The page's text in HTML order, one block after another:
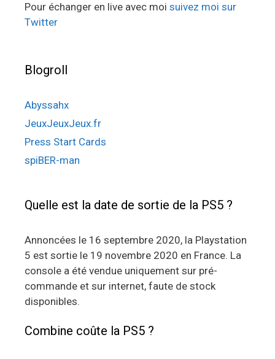
Pour échanger en live avec moi suivez moi sur
Twitter
Blogroll
Abyssahx
JeuxJeuxJeux.fr
Press Start Cards
spiBER-man
Quelle est la date de sortie de la PS5 ?
Annoncées le 16 septembre 2020, la Playstation
5 est sortie le 19 novembre 2020 en France. La
console a été vendue uniquement sur pré-
commande et sur internet, faute de stock
disponibles.
Combine coûte la PS5 ?